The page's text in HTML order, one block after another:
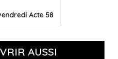
Acte 58
AUSSI